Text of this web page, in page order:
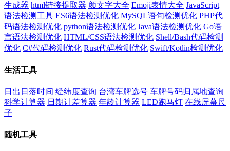
生成器 html链接提取器 颜文字大全 Emoji表情大全 JavaScript
语法检测工具 ES6语法检测优化 MySQL语句检测优化 PHP代
码语法检测优化 python语法检测优化 Java语法检测优化 Go语
言语法检测优化 HTML/CSS语法检测优化 Shell/Bash代码检测
优化 C#代码检测优化 Rust代码检测优化 Swift/Kotlin检测优化
生活工具
日出日落时间 经纬度查询 台湾车牌选号 车牌号码归属地查询
科学计算器 日期计差算器 年龄计算器 LED跑马灯 在线屏幕尺
子
随机工具